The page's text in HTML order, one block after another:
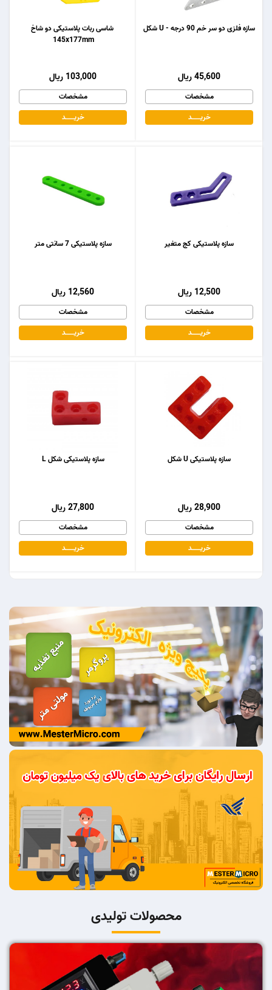
شاسی ربات پلاستیکی دو شاخ
145x177mm
103,000 ریال
مشخصات
خریـــــــد
سازه فلزی دو سر خم 90 درجه - U شکل
45,600 ریال
مشخصات
خریـــــــد
سازه پلاستیکی 7 سانتی متر
12,560 ریال
مشخصات
خریـــــــد
سازه پلاستیکی کج متغیر
12,500 ریال
مشخصات
خریـــــــد
سازه پلاستیکی شکل L
27,800 ریال
مشخصات
خریـــــــد
سازه پلاستیکی U شکل
28,900 ریال
مشخصات
خریـــــــد
محصولات تولیدی